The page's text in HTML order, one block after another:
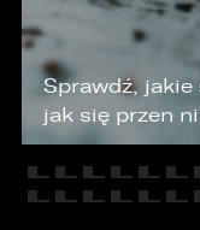
KONTAKT
Sprawdź,
jak się przen